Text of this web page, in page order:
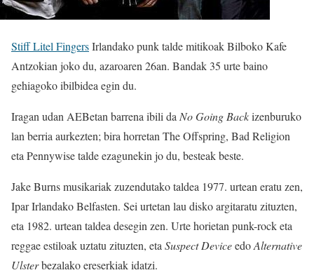
Stiff Litel FingersIrlandako punk talde mitikoak Bilboko Kafe
Antzokian joko du, azaroaren 26an. Bandak 35 urte baino
gehiagoko ibilbidea egin du.
Iragan udan AEBetan barrena ibili da No Going Backizenburuko
lan berria aurkezten; bira horretan The Offspring, Bad Religion
eta Pennywise talde ezagunekin jo du, besteak beste.
Jake Burns musikariak zuzendutako taldea 1977. urtean eratu zen,
Ipar Irlandako Belfasten. Sei urtetan lau disko argitaratu zituzten,
eta 1982. urtean taldea desegin zen. Urte horietan punk-rock eta
reggae estiloak uztatu zituzten, eta Suspect DeviceedoAlternative
Ulsterbezalako ereserkiak idatzi.